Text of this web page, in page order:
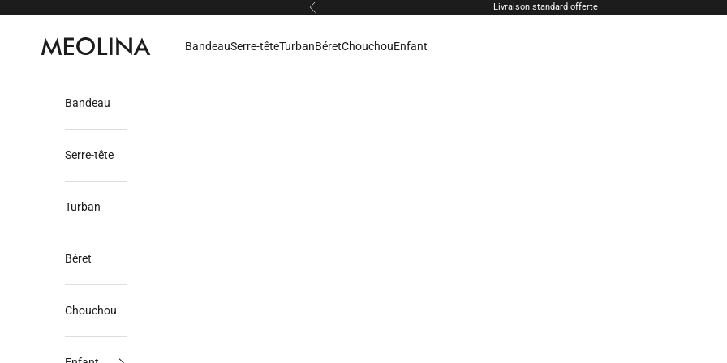
Précédent Livraison standard offerte
Meolina
BandeauSerre-têteTurbanBéretChouchouEnfant
Bandeau
Serre-tête
Turban
Béret
Chouchou